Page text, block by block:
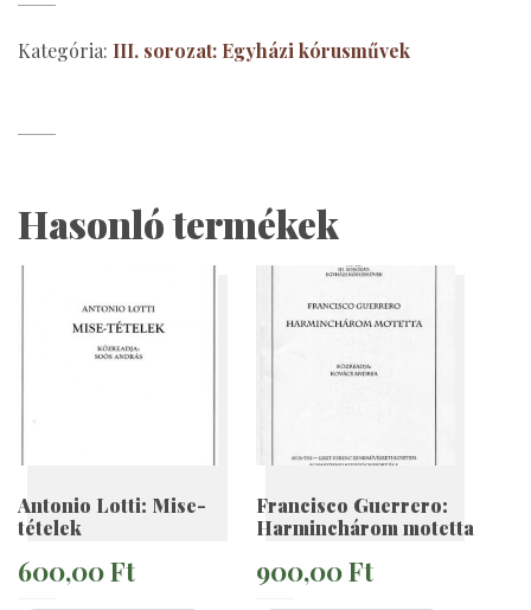
Schein:
18
mennyiség
Kategória: III. sorozat: Egyházi kórusművek
Hasonló termékek
Antonio Lotti: Mise-
tételek
600,00Ft
Francisco Guerrero:
Harminchárom motetta
900,00Ft